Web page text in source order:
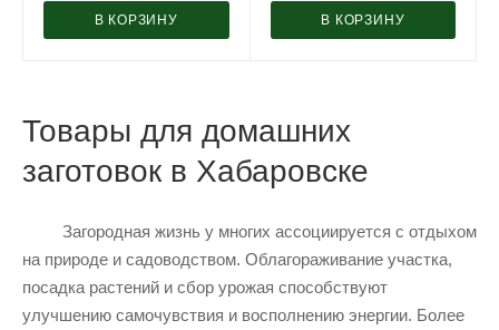
В КОРЗИНУ В КОРЗИНУ
Товары для домашних
заготовок в Хабаровске
Загородная жизнь у многих ассоциируется с отдыхом
на природе и садоводством. Облагораживание участка,
посадка растений и сбор урожая способствуют
улучшению самочувствия и восполнению энергии. Более